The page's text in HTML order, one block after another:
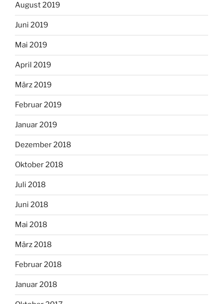
August 2019
Juni 2019
Mai 2019
April 2019
März 2019
Februar 2019
Januar 2019
Dezember 2018
Oktober 2018
Juli 2018
Juni 2018
Mai 2018
März 2018
Februar 2018
Januar 2018